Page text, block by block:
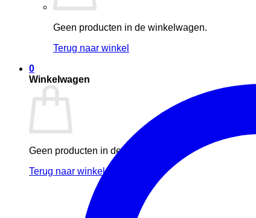
Geen producten in de winkelwagen.
Terug naar winkel
0
Winkelwagen
Geen producten in de winkelwagen.
Terug naar winkel